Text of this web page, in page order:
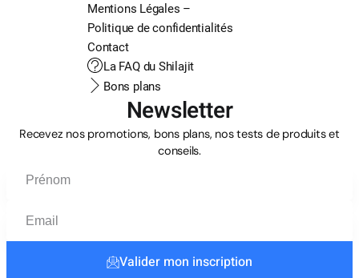
Mentions Légales –
Politique de confidentialités
Contact
La FAQ du Shilajit
Bons plans
Newsletter
Recevez nos promotions, bons plans, nos tests de produits et
conseils.
Valider mon inscription